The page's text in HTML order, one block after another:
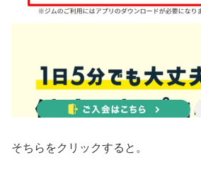
そちらをクリックすると。